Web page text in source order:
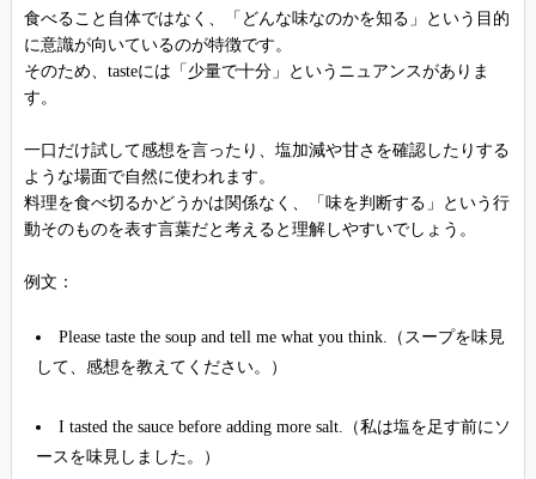
食べること自体ではなく、「どんな味なのかを知る」という目的
に意識が向いているのが特徴です。
そのため、tasteには「少量で十分」というニュアンスがありま
す。
一口だけ試して感想を言ったり、塩加減や甘さを確認したりする
ような場面で自然に使われます。
料理を食べ切るかどうかは関係なく、「味を判断する」という行
動そのものを表す言葉だと考えると理解しやすいでしょう。
例文：
Please taste the soup and tell me what you think.（スープを味見
して、感想を教えてください。）
I tasted the sauce before adding more salt.（私は塩を足す前にソ
ースを味見しました。）